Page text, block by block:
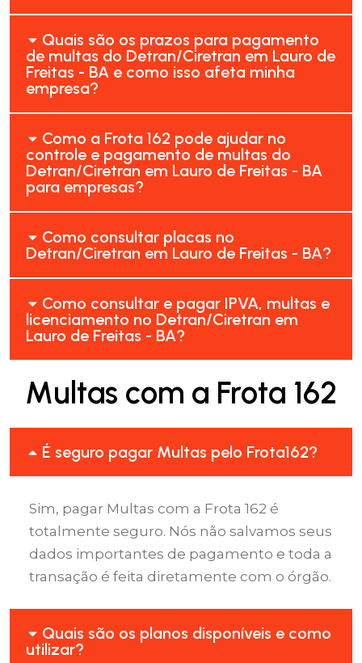
Quais são os prazos para pagamento
de multas do Detran/Ciretran em Lauro de
Freitas - BA e como isso afeta minha
empresa?
Como a Frota 162 pode ajudar no
controle e pagamento de multas do
Detran/Ciretran em Lauro de Freitas - BA
para empresas?
Como consultar placas no
Detran/Ciretran em Lauro de Freitas - BA?
Como consultar e pagar IPVA, multas e
licenciamento no Detran/Ciretran em
Lauro de Freitas - BA?
Multas com a Frota 162
É seguro pagar Multas pelo Frota162?
Sim, pagar Multas com a Frota 162 é
totalmente seguro. Nós não salvamos seus
dados importantes de pagamento e toda a
transação é feita diretamente com o órgão.
Quais são os planos disponíveis e como
utilizar?